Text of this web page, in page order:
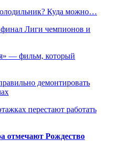
Куда можно…
Лиги чемпионов и
— фильм, который
демонтировать
перестают работать
отмечают Рождество